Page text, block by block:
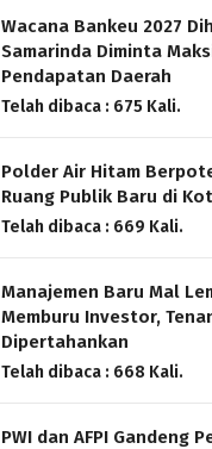
Wacana Bankeu 2027
Samarinda Diminta
Pendapatan Daerah
Telah dibaca : 675 Kali.
Polder Air Hitam
Ruang Publik Baru di
Telah dibaca : 669 Kali.
Manajemen Baru Mal
Memburu Investor,
Dipertahankan
Telah dibaca : 668 Kali.
PWI dan AFPI Gandeng